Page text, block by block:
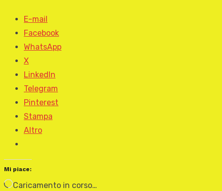
E-mail
Facebook
WhatsApp
X
LinkedIn
Telegram
Pinterest
Stampa
Altro
Mi piace:
Caricamento in corso…